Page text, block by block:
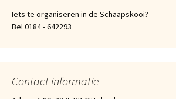
Iets te organiseren in de Schaapskooi?
Bel 0184 - 642293
Contact informatie